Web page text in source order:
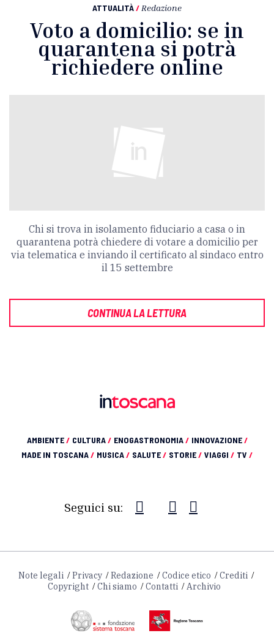
ATTUALITÀ/ Redazione
Voto a domicilio: se in
quarantena si potrà
richiedere online
Chi si trova in isolamento fiduciario a casa o in
quarantena potrà chiedere di votare a domicilio per
via telematica e inviando il certificato al sindaco entro
il 15 settembre
CONTINUA LA LETTURA
AMBIENTE/ CULTURA/ ENOGASTRONOMIA/ INNOVAZIONE/
MADE IN TOSCANA/ MUSICA/ SALUTE/ STORIE/ VIAGGI / TV /
Seguici su:
Note legali Privacy Redazione Codice etico
Crediti
Copyright
Chi siamo Contatti Archivio